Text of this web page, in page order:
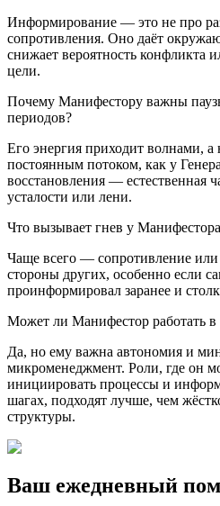
Информирование — это не про
сопротивления. Оно даёт
снижает вероятность конфликта
цели.
Почему Манифестору важны
периодов?
Его энергия приходит волнами,
постоянным потоком, как у
восстановления — естественная
усталости или лени.
Что вызывает гнев у
Чаще всего — сопротивление или
стороны других, особенно если
проинформировал заранее и
Может ли Манифестор работать в
Да, но ему важна автономия и
микроменеджмент. Роли, где он
инициировать процессы и
шагах, подходят лучше, чем
структуры.
Ваш ежедневный